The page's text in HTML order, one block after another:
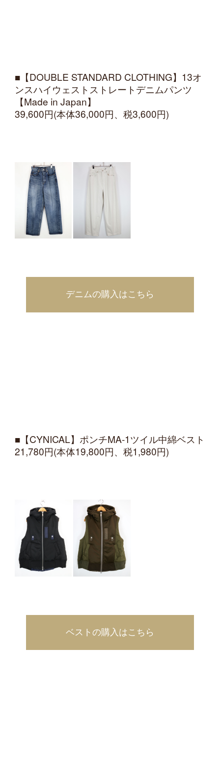
■【DOUBLE STANDARD CLOTHING】13オ
ンスハイウェストストレートデニムパンツ
【Made in Japan】
39,600円(本体36,000円、税3,600円)
デニムの購入はこちら
■【CYNICAL】ポンチMA-1ツイル中綿ベスト
21,780円(本体19,800円、税1,980円)
ベストの購入はこちら